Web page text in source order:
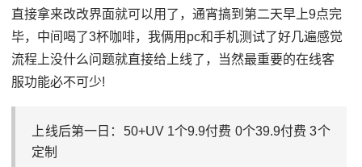
直接拿来改改界面就可以用了，通宵搞到第二天早上9点完
毕，中间喝了3杯咖啡，我俩用pc和手机测试了好几遍感觉
流程上没什么问题就直接给上线了，当然最重要的在线客
服功能必不可少!
上线后第一日：50+UV 1个9.9付费 0个39.9付费 3个
定制